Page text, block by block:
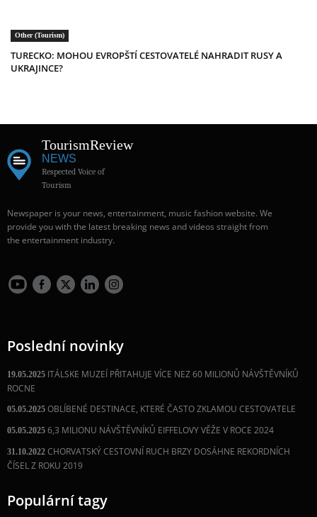
Other (Tourism)
TURECKO: MOHOU EVROPŠTÍ CESTOVATELÉ NAHRADIT RUSY A
UKRAJINCE?
TourismReview
NEWS
Respected Voice of
Tourism
Newspaper is your news, entertainment, music fashion website. We
provide you with the latest breaking news and videos straight from
the entertainment industry.
Poslední novinky
19.05.2025 ITÁLSKE MUZEÍ PŘITAHUJE VÍCE NEZ 60 MILIONŮ NÁVŠTĚVNÍKŮ
ROCNE
05.05.2025 OBLÍBENÉ DESTINACE, KTERÉ ČASTO ZKLAMOU CESTOVATELE
05.05.2025 6,3 MILIONU NÁVŠTĚVNÍKŮ EIFFELOVY VĚŽE V ROCE 2024
31.10.2022 CHORVATSKÝ CESTOVNÍ RUCH BRZY DOSÁHNE REKORDNÍCH
ČÍSEL Z ROKU 2019
Populární tagy